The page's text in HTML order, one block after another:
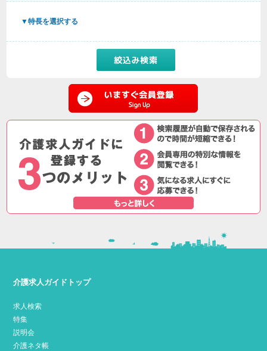
▼特長を選択する
介護求人ガイドトップ
求人検索
特集
説明会
介護ネタ帳